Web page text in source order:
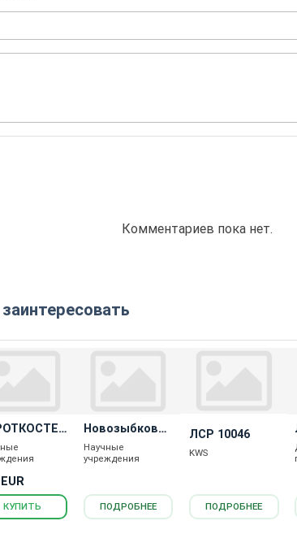
Комментариев пока нет.
69
КУПИТЬ
Новозыбковск
ая Нива
Научные
учреждения
ПОДРОБНЕЕ
ЛСР 10046
KWS
ПОДРОБНЕЕ